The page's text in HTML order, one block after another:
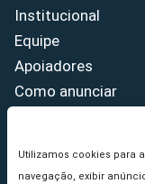
Utilizamos cookies para
navegação, exibir
Institucional
Equipe
Apoiadores
Como anunciar